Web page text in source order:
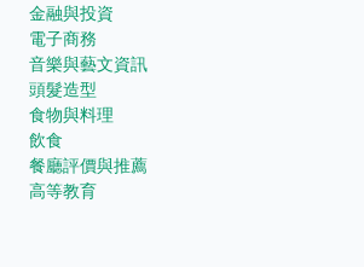
金融與投資
電子商務
音樂與藝文資訊
頭髮造型
食物與料理
飲食
餐廳評價與推薦
高等教育